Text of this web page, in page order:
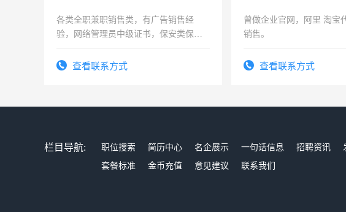
各类全职兼职销售类，有广告销售经
验，网络管理员中级证书，保安类保安
有高低压电工证和十几年工作经验
查看联系方式
曾做企业官网，阿里 淘宝
销售。
查看联系方式
栏目导航: 职位搜索 简历中心 名企展示 一句话信息 招聘资讯
套餐标准
金币充值 意见建议 联系我们